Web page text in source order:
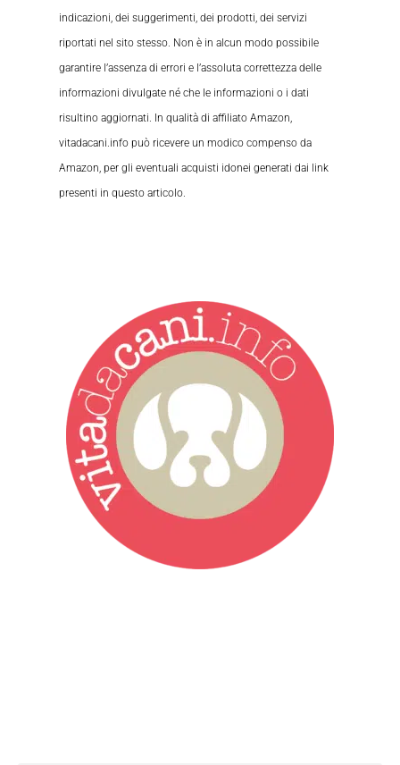
indicazioni, dei suggerimenti, dei prodotti, dei servizi
riportati nel sito stesso. Non è in alcun modo possibile
garantire l’assenza di errori e l’assoluta correttezza delle
informazioni divulgate né che le informazioni o i dati
risultino aggiornati. In qualità di affiliato Amazon,
vitadacani.info può ricevere un modico compenso da
Amazon, per gli eventuali acquisti idonei generati dai link
presenti in questo articolo.